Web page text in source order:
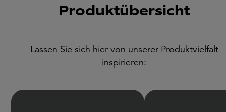
Produktübersicht
Lassen Sie sich hier von unserer Produktvielfalt
inspirieren: